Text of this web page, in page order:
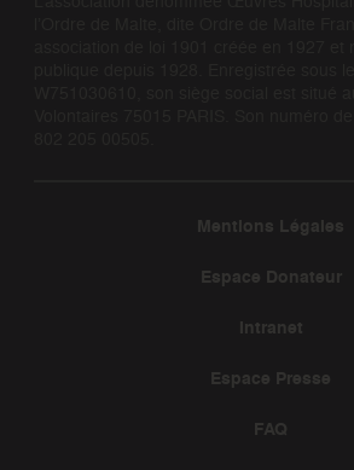
Mentions Légales
Espace Donateur
Intranet
Espace Presse
FAQ